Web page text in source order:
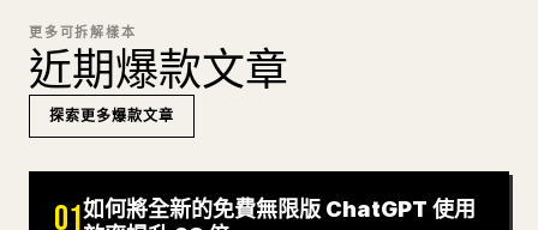
更多可拆解樣本
近期爆款文章
探索更多爆款文章
01如何將全新的免費無限版 ChatGPT 使用